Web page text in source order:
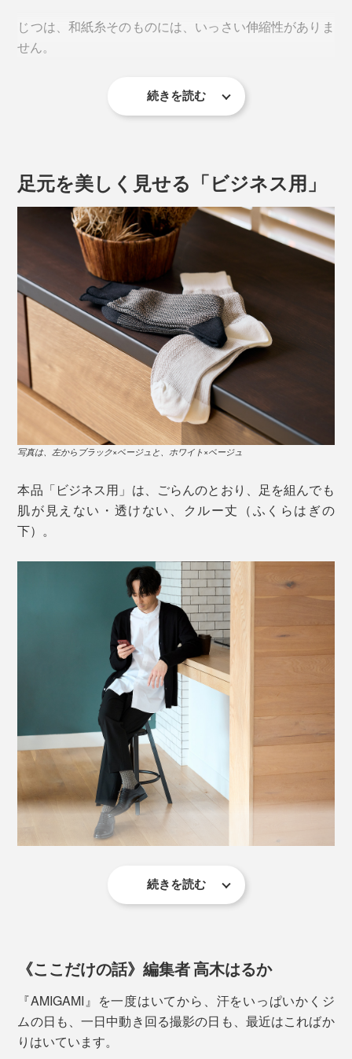
和紙」ですが、『AMIGAMI』は、洗っても破れない、
水に強い和紙の糸で編んでいます。
専用にすいた「美濃和紙」を、1.5mm幅の「スリット
（切れ端）」に裂いて、細く、細く、こより状に撚るこ
触れると、ひんやり心地いい感じ……まるで、麻のよう
な、独特のシャリ感があります。
そもそも、和紙は、多孔質構造。目に見えないほど、微
細な穴が、無数にあいているので、吸水・放湿性が高い
糸です。
和紙糸の断面を見ると、こんな多孔質構造になっている／岐阜県産業技術総合セ
ンターで撮影した顕微鏡写真
「美濃和紙」の糸を編んだ『AMIGAMI』は、指先や足
裏の汗をいっぱい吸って、どんどん逃がしてくれるか
ら、ムレも、ベタつきも、ずっと少なく感じるはず。
夜、仕事から帰宅した後。ジムで、しっかり汗をかいた
「あれ、いつもより、足がサラッとしてる」
「靴下のジメジメが気にならない」
じつは、和紙糸そのものには、いっさい伸縮性がありま
せん。
伸びない和紙糸は、編み機の力が強いと、糸が切れて、
編めなくなってしまうからです。
それでも、「地元の名産である美濃和紙を、ファッショ
ンの世界で広めたい」と、意気投合した、大福製紙（美
濃市）と東洋繊維（関市）が協力して開発へ。
写真は、上からブラック×ホワイトと、ネイビー×ホワイト
『AMIGAMI』は、大福製紙が細くて頑丈な和紙糸を、
東洋繊維が靴下編み機を、それぞれ40年以上、研究して
続きを読む
足元を美しく見せる「ビジネス用」
写真は、左からブラック×ベージュと、ホワイト×ベージュ
本品「ビジネス用」は、ごらんのとおり、足を組んでも
肌が見えない・透けない、クルー丈（ふくらはぎの
下）。
リブ編みに浮き編みを合せたジャカード編みで、ヘリン
ボーンの柄をつくっています。
続きを読む
《ここだけの話》編集者 高木はるか
『AMIGAMI』を一度はいてから、汗をいっぱいかくジ
ムの日も、一日中動き回る撮影の日も、最近はこればか
りはいています。